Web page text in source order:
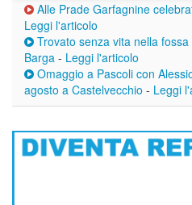
Alle Prade Garfagnine
Leggi l'articolo
Trovato senza vita nella
Barga - Leggi l'articolo
Omaggio a Pascoli con
agosto a Castelvecchio - Leggi